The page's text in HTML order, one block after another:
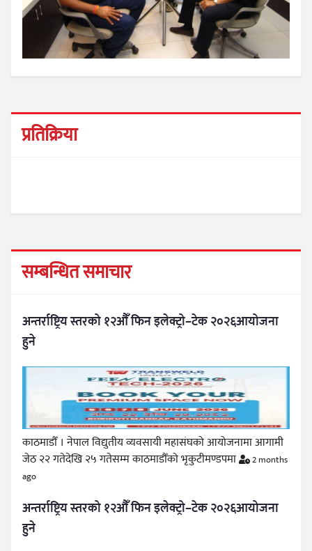
प्रतिक्रिया
सम्बन्धित समाचार
अन्तर्राष्ट्रिय स्तरको १२औँ फिन इलेक्ट्रो–टेक २०२६आयोजना
हुने
काठमाडौँ । नेपाल विद्युतीय व्यवसायी महासंघको आयोजनामा आगामी
जेठ २२ गतेदेखि २५ गतेसम्म काठमाडौँको भृकुटीमण्डपमा
2 months
ago
अन्तर्राष्ट्रिय स्तरको १२औँ फिन इलेक्ट्रो–टेक २०२६आयोजना
हुने